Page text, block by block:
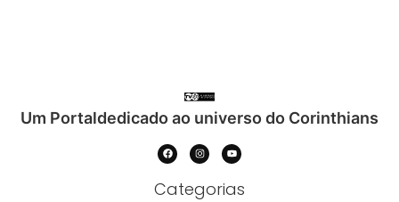
Um Portaldedicado ao universo do Corinthians
Categorias